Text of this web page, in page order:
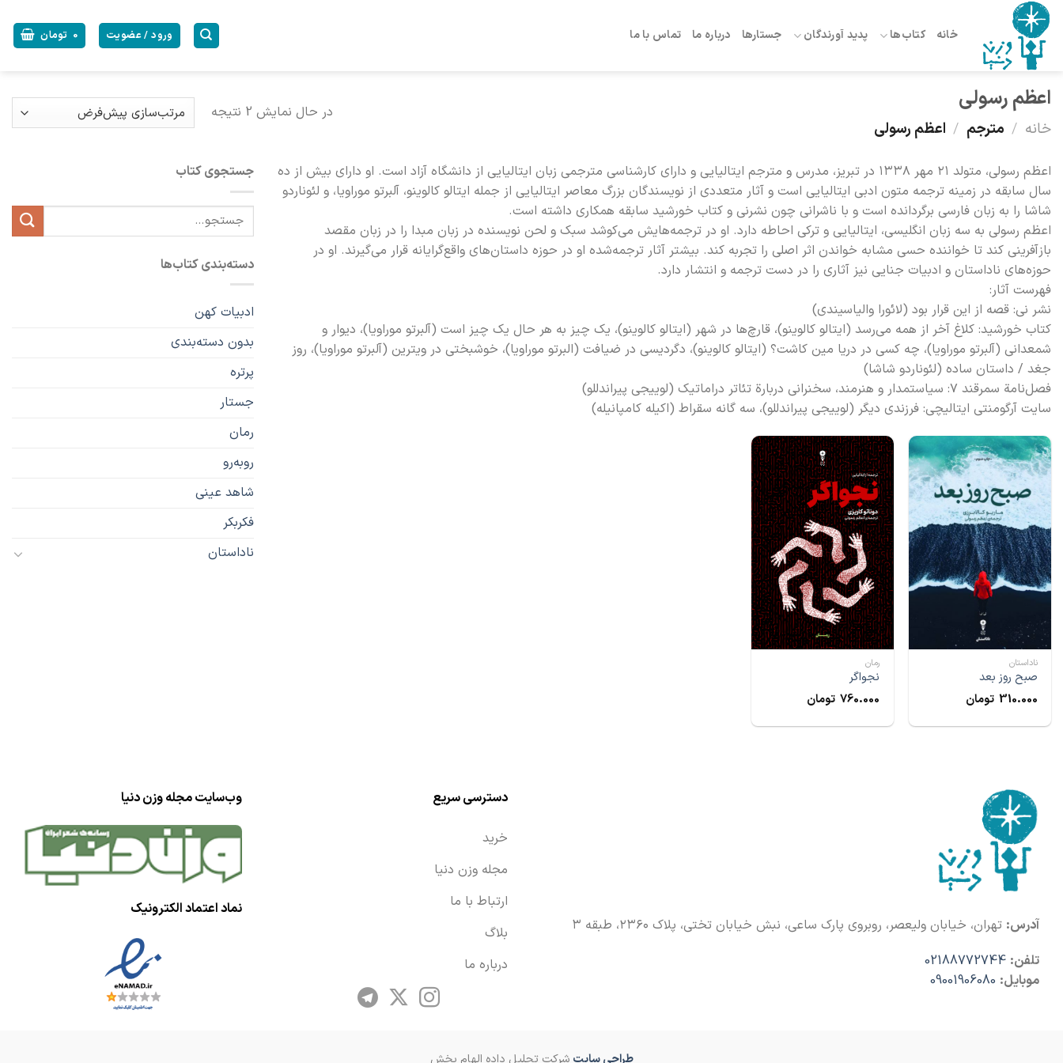
Skip
content
خانه کتاب‌ها پدید آورندگان جستارها درباره ما تماس با ما ورود / عضویت 0 تومان
اعظم رسولی
خانه / مترجم / اعظم رسولی
در حال نمایش 2 نتیجه
اعظم رسولی، متولد ۲۱ مهر ۱۳۳۸ در تبریز، مدرس و مترجم ایتالیایی و دارای کارشناسی مترجمی زبان ایتالیایی از دانشگاه آزاد است. او دارای بیش از ده
سال سابقه در زمینه ترجمه متون ادبی ایتالیایی است و آثار متعددی از نویسندگان بزرگ معاصر ایتالیایی از جمله ایتالو کالوینو، آلبرتو موراویا، و لئوناردو
شاشا را به زبان فارسی برگردانده است و با ناشرانی چون نشرنی و کتاب خورشید سابقه همکاری داشته است.
اعظم رسولی به سه زبان انگلیسی، ایتالیایی و ترکی احاطه دارد. او در ترجمه‌هایش می‌کوشد سبک و لحن نویسنده در زبان مبدا را در زبان مقصد
بازآفرینی کند تا خواننده حسی مشابه خواندن اثر اصلی را تجربه کند. بیشتر آثار ترجمه‌شده او در حوزه داستان‌های واقع‌گرایانه قرار می‌گیرند. او در
حوزه‌های ناداستان و ادبیات جنایی نیز آثاری را در دست ترجمه و انتشار دارد.
فهرست آثار:
نشر نی: قصه از این قرار بود (لائورا والیاسیندی)
کتاب خورشید: کلاغ آخر از همه می‌رسد (ایتالو کالوینو)، قارچ‌ها در شهر (ایتالو کالوینو)، یک چیز به هر حال یک چیز است (آلبرتو موراویا)، دیوار و
شمعدانی (آلبرتو موراویا)، چه کسی در دریا مین کاشت؟ (ایتالو کالوینو)، دگردیسی در ضیافت (البرتو موراویا)، خوشبختی در ویترین (آلبرتو موراویا)، روز
جغد / داستان ساده (لئوناردو شاشا)
فصل‌نامة سمرقند ۷: سیاستمدار و هنرمند، سخنرانی دربارة تئاتر دراماتیک (لوییجی پیراندللو)
سایت آرگومنتی ایتالیچی: فرزندی دیگر (لوییجی پیراندللو)، سه گانه سقراط (اکیله کامپانیله)
ناداستان
صبح روز بعد
310.000 تومان
رمان
نجواگر
760.000 تومان
جستجوی کتاب
جستجو
برای:
دسته‌بندی کتاب‌ها
ادبیات کهن
بدون دسته‌بندی
پرتره
جستار
رمان
رو‌به‌رو
شاهد عینی
فکربکر
ناداستان
آدرس: تهران، خیابان ولیعصر، روبروی پارک ساعی، نبش خیابان تختی، پلاک ۲۳۶۰، طبقه ۳
تلفن: 02188772744
موبایل: 09001906080
دسترسی سریع
خرید
مجله وزن دنیا
ارتباط با ما
بلاگ
درباره ما
وب‌سایت مجله وزن دنیا
نماد اعتماد الکترونیک
طراحی سایت شرکت تحلیل داده الهام بخش